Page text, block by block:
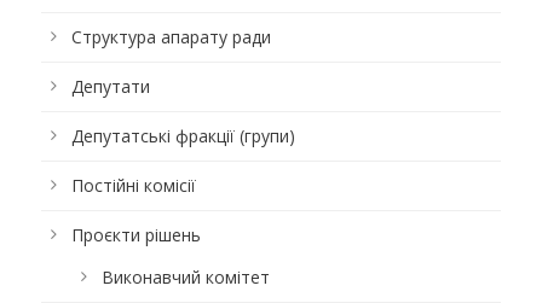
Структура апарату ради
Депутати
Депутатські фракції (групи)
Постійні комісії
Проєкти рішень
Виконавчий комітет